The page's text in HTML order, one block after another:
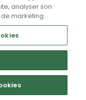
de confidentialité
analyser son
marketing.